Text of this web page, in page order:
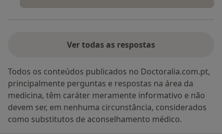
Ver todas as respostas
Todos os conteúdos publicados no Doctoralia.com.pt,
principalmente perguntas e respostas na área da
medicina, têm caráter meramente informativo e não
devem ser, em nenhuma circunstância, considerados
como substitutos de aconselhamento médico.